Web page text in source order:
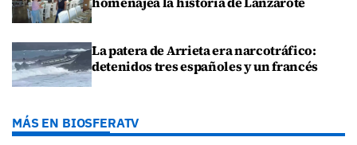
La patera de Arrieta era narcotráfico:
detenidos tres españoles y un francés
MÁS EN BIOSFERATV